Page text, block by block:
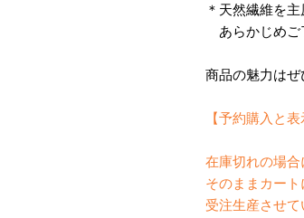
＊天然繊維を
あらかじめご
商品の魅力はぜ
【予約購入と
在庫切れの場合
そのままカー
受注生産させて